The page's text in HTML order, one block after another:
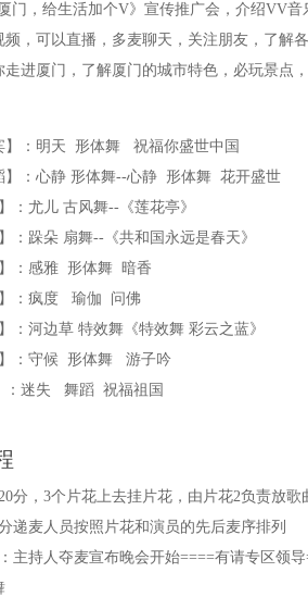
门，给生活加个V》宣传推广会，介绍VV
频，可以直播，多麦聊天，关注朋友，了解
走进厦门，了解厦门的城市特色，必玩景点
】：明天 形体舞 祝福你盛世中国
】：心静 形体舞--心静 形体舞 花开盛世
：尤儿 古风舞--《莲花亭》
：跺朵 扇舞--《共和国永远是春天》
】：感雅 形体舞 暗香
】：疯度 瑜伽 问佛
：河边草 特效舞《特效舞 彩云之蓝》
】：守候 形体舞 游子吟
：迷失 舞蹈 祝福祖国
：感晔 柔姿舞 十里浆生
：雪儿 电子琴独奏--《党啊亲爱的妈妈》
分，3个片花上去挂片花，由片花2负责放歌
递麦人员按照片花和演员的先后麦序排列
主持人夺麦宣布晚会开始====有请专区领